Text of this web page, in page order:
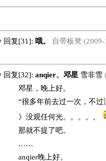
回复[31]: 哦。 自带板凳
回复[32]: anqier、邓星 雪非雪
邓星，晚上好。
“很多年前去过一次，不
》没观任何光。。。。。
那就不提了吧。
……
anqier晚上好。